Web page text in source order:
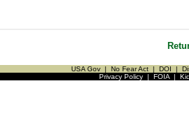
USA Gov | No Fear Act | DOI |
Privacy Policy| FOIA|